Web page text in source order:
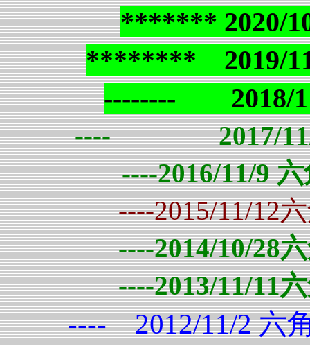
******* 2020/
******** 2019/
-------- 2018/
---- 2017/
----2016/11/9
----2015/11/12
----2014/10/28
----2013/11/11
---- 2012/11/2 六